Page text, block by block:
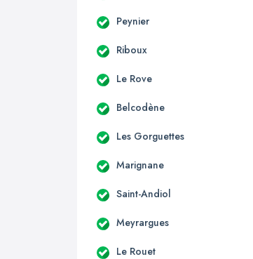
Peynier
Riboux
Le Rove
Belcodène
Les Gorguettes
Marignane
Saint-Andiol
Meyrargues
Le Rouet